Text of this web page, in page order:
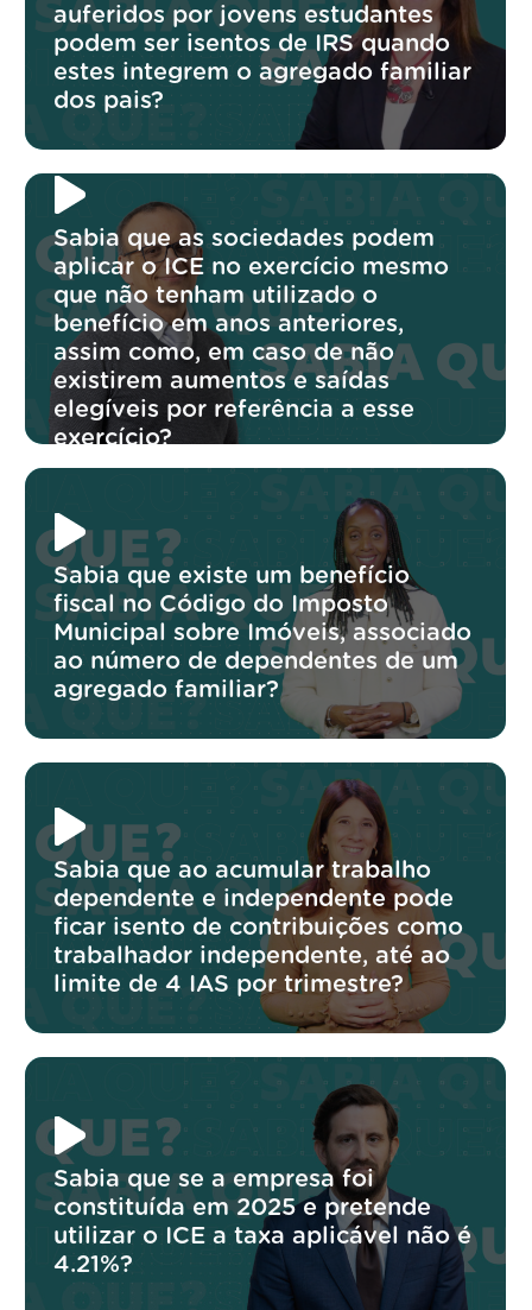
auferidos por jovens estudantes
podem ser isentos de IRS quando
estes integrem o agregado familiar
dos pais?
Sabia que as sociedades podem
aplicar o ICE no exercício mesmo
que não tenham utilizado o
benefício em anos anteriores,
assim como, em caso de não
existirem aumentos e saídas
elegíveis por referência a esse
exercício?
Sabia que existe um benefício
fiscal no Código do Imposto
Municipal sobre Imóveis, associado
ao número de dependentes de um
agregado familiar?
Sabia que ao acumular trabalho
dependente e independente pode
ficar isento de contribuições como
trabalhador independente, até ao
limite de 4 IAS por trimestre?
Sabia que se a empresa foi
constituída em 2025 e pretende
utilizar o ICE a taxa aplicável não é
4.21%?